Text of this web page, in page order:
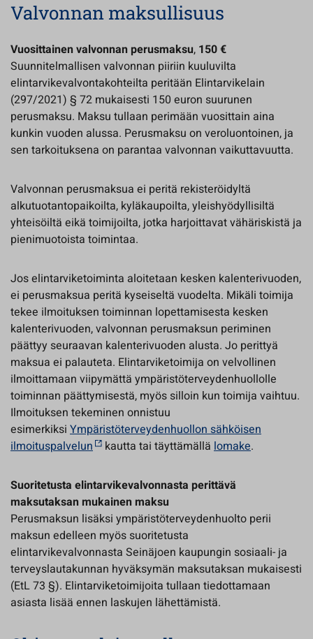
Valvonnan maksullisuus
Vuosittainen valvonnan perusmaksu, 150 €
Suunnitelmallisen valvonnan piiriin kuuluvilta
elintarvikevalvontakohteilta peritään Elintarvikelain
(297/2021) § 72 mukaisesti 150 euron suurunen
perusmaksu. Maksu tullaan perimään vuosittain aina
kunkin vuoden alussa. Perusmaksu on veroluontoinen, ja
sen tarkoituksena on parantaa valvonnan vaikuttavuutta.
Valvonnan perusmaksua ei peritä rekisteröidyltä
alkutuotantopaikoilta, kyläkaupoilta, yleishyödyllisiltä
yhteisöiltä eikä toimijoilta, jotka harjoittavat vähäriskistä ja
pienimuotoista toimintaa.
Jos elintarviketoiminta aloitetaan kesken kalenterivuoden,
ei perusmaksua peritä kyseiseltä vuodelta. Mikäli toimija
tekee ilmoituksen toiminnan lopettamisesta kesken
kalenterivuoden, valvonnan perusmaksun periminen
päättyy seuraavan kalenterivuoden alusta. Jo perittyä
maksua ei palauteta. Elintarviketoimija on velvollinen
ilmoittamaan viipymättä ympäristöterveydenhuollolle
toiminnan päättymisestä, myös silloin kun toimija vaihtuu.
Ilmoituksen tekeminen onnistuu
esimerkiksi Ympäristöterveydenhuollon sähköisen
ilmoituspalvelun
kautta tai täyttämällä lomake.
Suoritetusta elintarvikevalvonnasta perittävä
maksutaksan mukainen maksu
Perusmaksun lisäksi ympäristöterveydenhuolto perii
maksun edelleen myös suoritetusta
elintarvikevalvonnasta Seinäjoen kaupungin sosiaali- ja
terveyslautakunnan hyväksymän maksutaksan mukaisesti
(EtL 73 §). Elintarviketoimijoita tullaan tiedottamaan
asiasta lisää ennen laskujen lähettämistä.